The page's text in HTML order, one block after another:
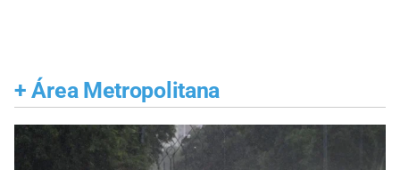
+ Área Metropolitana